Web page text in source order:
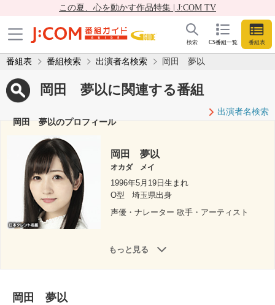
この夏、心を動かす作品特集 | J:COM TV
CS番組一覧 番組表
検索
番組表 番組検索 出演者名検索 岡田 夢以
岡田 夢以に関連する番組
出演者名検索
岡田 夢以のプロフィール
岡田 夢以
オカダ メイ
1996年5月19日生まれ
O型
埼玉県出身
声優・ナレーター 歌手・アーティスト
もっと見る
岡田 夢以